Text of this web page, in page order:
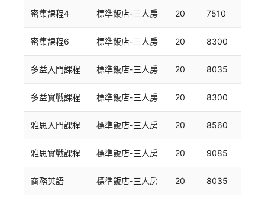
密集課程4 標準飯店-三人房 20 7510
密集課程6 標準飯店-三人房 20 8300
多益入門課程 標準飯店-三人房 20 8035
多益實戰課程 標準飯店-三人房 20 8300
雅思入門課程 標準飯店-三人房 20 8560
雅思實戰課程 標準飯店-三人房 20 9085
商務英語 標準飯店-三人房 20 8035